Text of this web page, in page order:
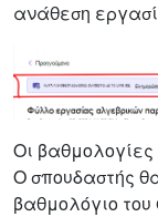
ανάθεση
Οι
Ο σπουδαστής
βαθμολόγιο του